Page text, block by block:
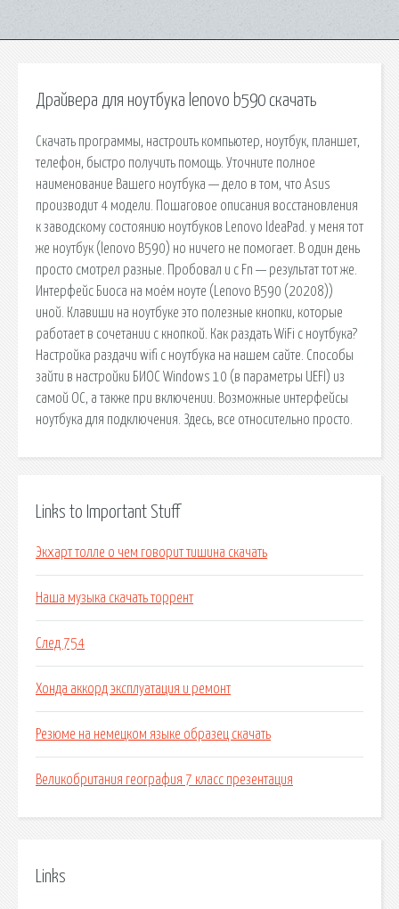
Драйвера для ноутбука lenovo b590 скачать
Скачать программы, настроить компьютер, ноутбук, планшет,
телефон, быстро получить помощь. Уточните полное
наименование Вашего ноутбука — дело в том, что Asus
производит 4 модели. Пошаговое описания восстановления
к заводскому состоянию ноутбуков Lenovo IdeaPad. у меня тот
же ноутбук (lenovo B590) но ничего не помогает. В один день
просто смотрел разные. Пробовал и c Fn — результат тот же.
Интерфейс Биоса на моём ноуте (Lenovo B590 (20208))
иной. Клавиши на ноутбуке это полезные кнопки, которые
работает в сочетании с кнопкой. Как раздать WiFi с ноутбука?
Настройка раздачи wifi с ноутбука на нашем сайте. Способы
зайти в настройки БИОС Windows 10 (в параметры UEFI) из
самой ОС, а также при включении. Возможные интерфейсы
ноутбука для подключения. Здесь, все относительно просто.
Links to Important Stuff
Экхарт толле о чем говорит тишина скачать
Наша музыка скачать торрент
След 754
Хонда аккорд эксплуатация и ремонт
Резюме на немецком языке образец скачать
Великобритания география 7 класс презентация
Links